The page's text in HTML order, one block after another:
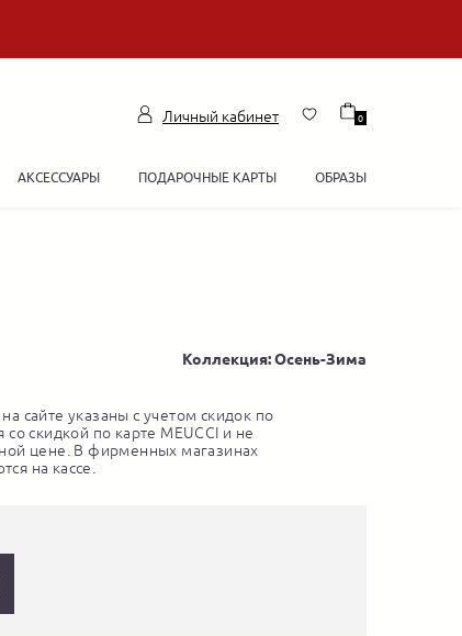
Личный кабинет 0
АКСЕССУАРЫ ПОДАРОЧНЫЕ КАРТЫ ОБРАЗЫ
Коллекция: Осень-Зима
сайте указаны с учетом скидок по
скидкой по карте MEUCCI и не
цене. В фирменных магазинах
на кассе.